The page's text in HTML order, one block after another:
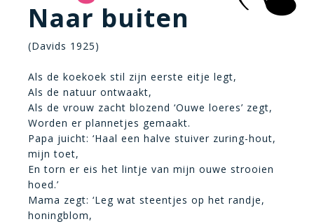
Naar buiten
(Davids 1925)
Als de koekoek stil zijn eerste eitje legt,
Als de natuur ontwaakt,
Als de vrouw zacht blozend ‘Ouwe loeres’ zegt,
Worden er plannetjes gemaakt.
Papa juicht: ‘Haal een halve stuiver zuring-hout,
mijn toet,
En torn er eis het lintje van mijn ouwe strooien
hoed.’
Mama zegt: ‘Leg wat steentjes op het randje,
honingblom,